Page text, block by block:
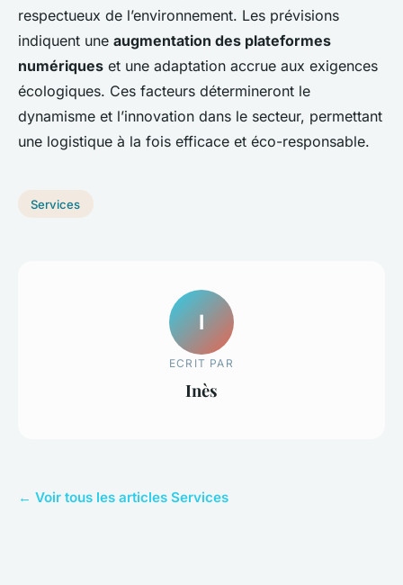
respectueux de l’environnement. Les prévisions
indiquent une augmentation des plateformes
numériques et une adaptation accrue aux exigences
écologiques. Ces facteurs détermineront le
dynamisme et l’innovation dans le secteur, permettant
une logistique à la fois efficace et éco-responsable.
Services
I
ECRIT PAR
Inès
← Voir tous les articles Services